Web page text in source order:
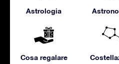
Astrologia
Cosa regalare